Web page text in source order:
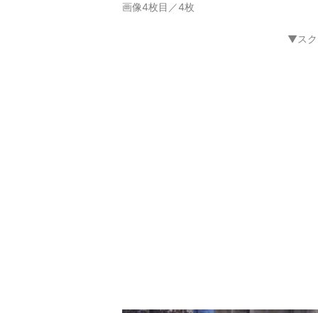
画像4枚目／4枚
▼スク